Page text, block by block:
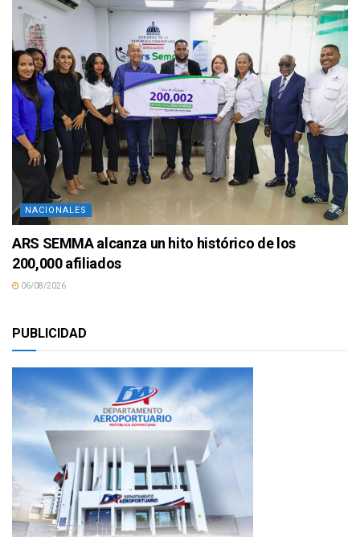
NACIONALES
ARS SEMMA alcanza un hito histórico de los
200,000 afiliados
06/08/2026
PUBLICIDAD